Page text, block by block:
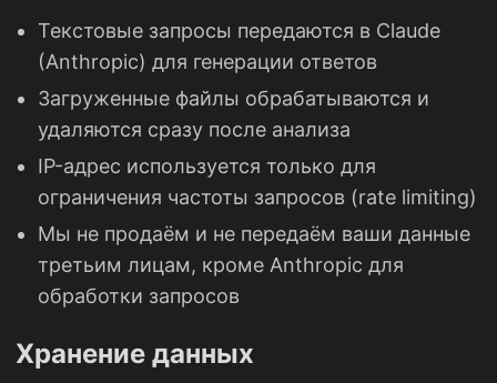
Текстовые запросы передаются в Claude
(Anthropic) для генерации ответов
Загруженные файлы обрабатываются и
удаляются сразу после анализа
IP-адрес используется только для
ограничения частоты запросов (rate limiting)
Мы не продаём и не передаём ваши данные
третьим лицам, кроме Anthropic для
обработки запросов
Хранение данных